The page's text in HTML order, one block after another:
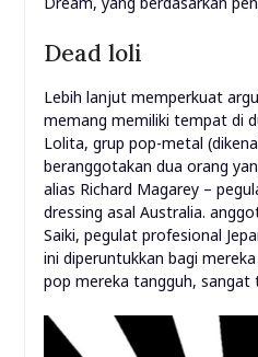
Dead loli
Lebih lanjut memperkuat
memang memiliki tempat di
Lolita, grup pop-metal
beranggotakan dua orang
alias Richard Magarey –
dressing asal Australia.
Saiki, pegulat profesional
ini diperuntukkan bagi
pop mereka tangguh, sangat